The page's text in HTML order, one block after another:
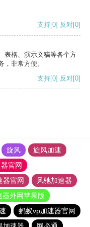
支持[0] 反对[0]
表格、演示文稿等各个方
非常方便。
支持[0] 反对[0]
旋风
旋风加速
官网
器官网
风驰加速器
器外网苹果版
蚂蚁vp加速器官网